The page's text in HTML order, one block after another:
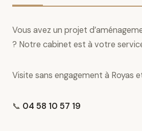
Vous avez un projet
? Notre cabinet est à votre
Visite sans engagement à Royas
📞 04 58 10 57 19